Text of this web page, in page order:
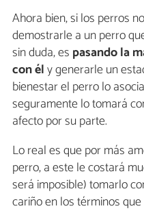
Ahora bien, si los perros
demostrarle a un perro
sin duda, es pasando la
con ély generarle un
bienestar el perro lo
seguramente lo tomará
afecto por su parte.
Lo real es que por más
perro, a este le costará
será imposible) tomarlo
cariño en los términos